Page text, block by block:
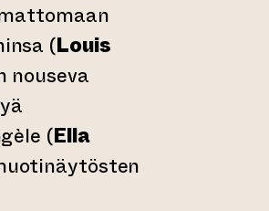
(Louis
nouseva
(Ella